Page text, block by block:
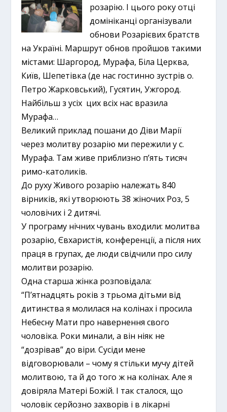
розарію. І цього року отці
домініканці організували
обнови Розарієвих братств
на Україні. Маршрут обнов пройшов такими
містами: Шаргород, Мурафа, Біла Церква,
Київ, Шепетівка (де нас гостинно зустрів о.
Петро Жарковський), Гусятин, Ужгород.
Найбільш з усіх цих всіх нас вразила
Мурафа…
Великий приклад пошани до Діви Марії
через молитву розарію ми пережили у с.
Мурафа. Там живе приблизно п’ять тисяч
римо-католиків.
До руху Живого розарію належать 840
вірників, які утворюють 38 жіночих Роз, 5
чоловічих і 2 дитячі.
У програму нічних чувань входили: молитва
розарію, Євхаристія, конференції, а після них
праця в групах, де люди свідчили про силу
молитви розарію.
Одна старша жінка розповідала:
“П’ятнадцять років з трьома дітьми від
дитинства я молилася на колінах і просила
Небесну Мати про навернення свого
чоловіка. Роки минали, а він ніяк не
“дозрівав” до віри. Сусіди мене
відговорювали – чому я стільки мучу дітей
молитвою, та й до того ж на колінах. Але я
довіряла Матері Божій. І так сталося, що
чоловік серйозно захворів і в лікарні